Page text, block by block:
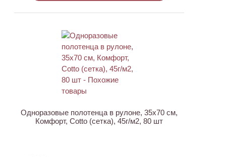
Одноразовые полотенца в рулоне, 35х70 см,
Комфорт, Cotto (сетка), 45г/м2, 80 шт